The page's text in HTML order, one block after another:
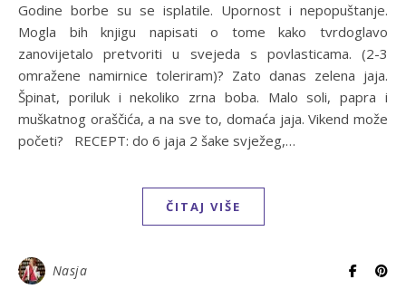
Godine borbe su se isplatile. Upornost i nepopuštanje.
Mogla bih knjigu napisati o tome kako tvrdoglavo
zanovijetalo pretvoriti u svejeda s povlasticama. (2-3
omražene namirnice toleriram)? Zato danas zelena jaja.
Špinat, poriluk i nekoliko zrna boba. Malo soli, papra i
muškatnog oraščića, a na sve to, domaća jaja. Vikend može
početi? RECEPT: do 6 jaja 2 šake svježeg,…
ČITAJ VIŠE
Nasja